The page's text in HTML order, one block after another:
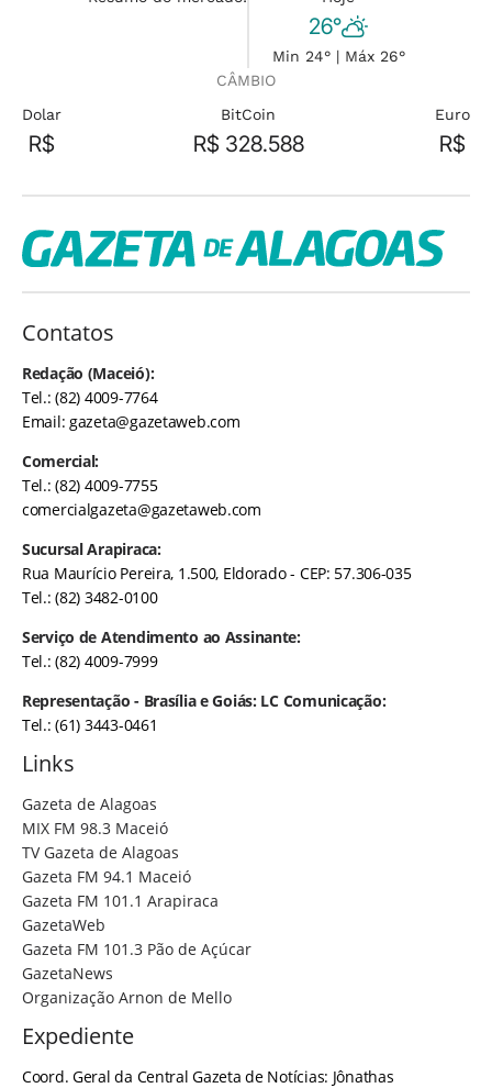
26°
Min 24° | Máx 26°
CÂMBIO
Dolar
R$
BitCoin
R$ 328.588
Euro
R$
Contatos
Redação (Maceió):
Tel.: (82) 4009-7764
Email:gazeta@gazetaweb.com
Comercial:
Tel.: (82) 4009-7755
comercialgazeta@gazetaweb.com
Sucursal Arapiraca:
Rua Maurício Pereira, 1.500, Eldorado - CEP: 57.306-035
Tel.: (82) 3482-0100
Serviço de Atendimento ao Assinante:
Tel.: (82) 4009-7999
Representação - Brasília e Goiás: LC Comunicação:
Tel.: (61) 3443-0461
Links
Gazeta de Alagoas
MIX FM 98.3 Maceió
TV Gazeta de Alagoas
Gazeta FM 94.1 Maceió
Gazeta FM 101.1 Arapiraca
GazetaWeb
Gazeta FM 101.3 Pão de Açúcar
GazetaNews
Organização Arnon de Mello
Expediente
Coord. Geral da Central Gazeta de Notícias: Jônathas